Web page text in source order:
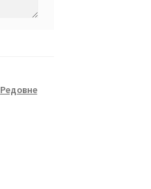
Редовне